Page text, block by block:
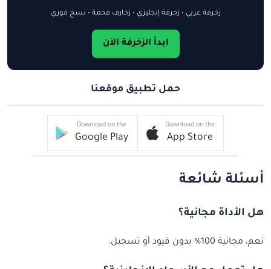
زخرفة عربي • زخرفة إنجليزي • زخارف فخمة • نسخ فوري
ابدأ الزخرفة الآن
حمل تطبيق موقعنا
Download on the
App Store
Download on the
Google Play
أسئلة شائعة
هل الأداة مجانية؟
نعم، مجانية 100% بدون قيود أو تسجيل.